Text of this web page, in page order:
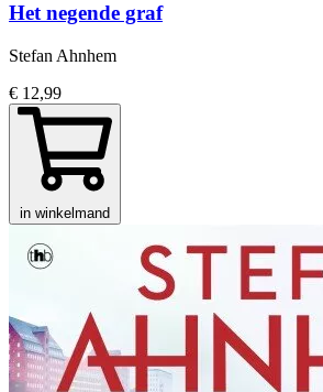
Het negende graf
Stefan Ahnhem
€ 12,99
in winkelmand